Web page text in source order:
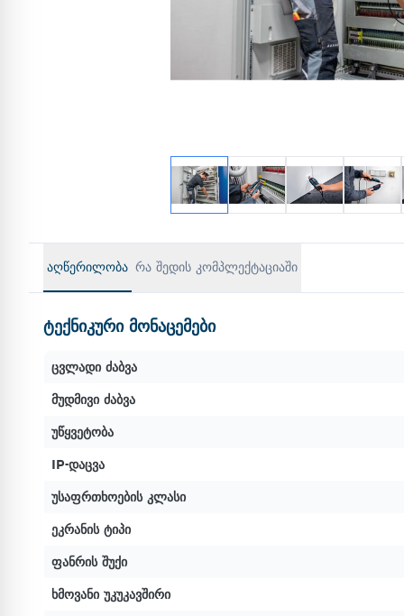
აღწერილობა რა შედის კომპლექტაციაში
ტექნიკური მონაცემები
ცვლადი ძაბვა
მუდმივი ძაბვა
უწყვეტობა
IP-დაცვა
უსაფრთხოების კლასი
ეკრანის ტიპი
ფანრის შუქი
ხმოვანი უკუკავშირი